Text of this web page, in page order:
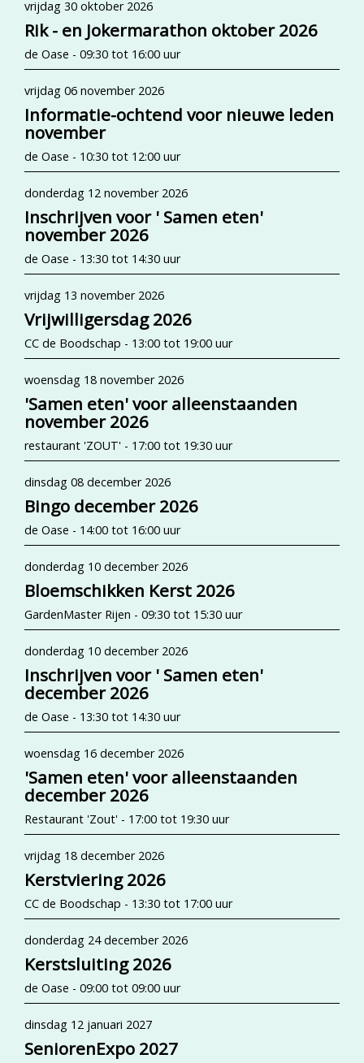
vrijdag 30 oktober 2026
Rik - en Jokermarathon oktober 2026
de Oase - 09:30 tot 16:00 uur
vrijdag 06 november 2026
Informatie-ochtend voor nieuwe leden
november
de Oase - 10:30 tot 12:00 uur
donderdag 12 november 2026
Inschrijven voor ' Samen eten'
november 2026
de Oase - 13:30 tot 14:30 uur
vrijdag 13 november 2026
Vrijwilligersdag 2026
CC de Boodschap - 13:00 tot 19:00 uur
woensdag 18 november 2026
'Samen eten' voor alleenstaanden
november 2026
restaurant 'ZOUT' - 17:00 tot 19:30 uur
dinsdag 08 december 2026
Bingo december 2026
de Oase - 14:00 tot 16:00 uur
donderdag 10 december 2026
Bloemschikken Kerst 2026
GardenMaster Rijen - 09:30 tot 15:30 uur
donderdag 10 december 2026
Inschrijven voor ' Samen eten'
december 2026
de Oase - 13:30 tot 14:30 uur
woensdag 16 december 2026
'Samen eten' voor alleenstaanden
december 2026
Restaurant 'Zout' - 17:00 tot 19:30 uur
vrijdag 18 december 2026
Kerstviering 2026
CC de Boodschap - 13:30 tot 17:00 uur
donderdag 24 december 2026
Kerstsluiting 2026
de Oase - 09:00 tot 09:00 uur
dinsdag 12 januari 2027
SeniorenExpo 2027